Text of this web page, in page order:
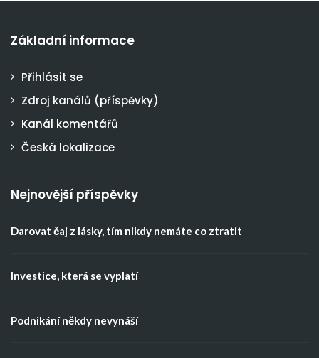
Základní informace
Přihlásit se
Zdroj kanálů (příspěvky)
Kanál komentářů
Česká lokalizace
Nejnovější příspěvky
Darovat čaj z lásky, tím nikdy nemáte co ztratit
Investice, která se vyplatí
Podnikání někdy nevynáší